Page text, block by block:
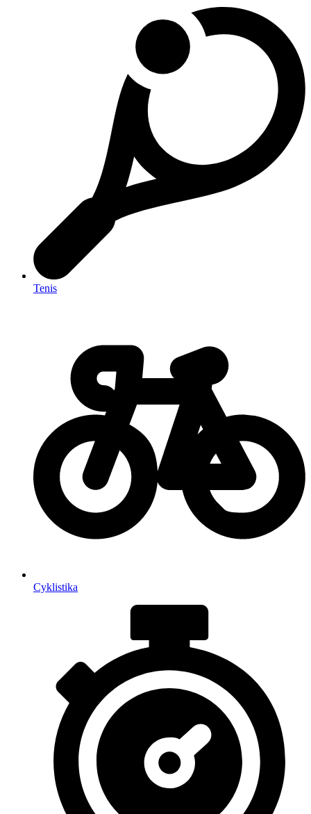
Tenis
Cyklistika